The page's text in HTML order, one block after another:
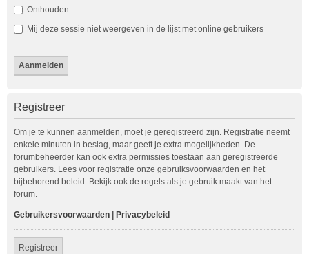
Onthouden
Mij deze sessie niet weergeven in de lijst met online gebruikers
Registreer
Om je te kunnen aanmelden, moet je geregistreerd zijn. Registratie neemt
enkele minuten in beslag, maar geeft je extra mogelijkheden. De
forumbeheerder kan ook extra permissies toestaan aan geregistreerde
gebruikers. Lees voor registratie onze gebruiksvoorwaarden en het
bijbehorend beleid. Bekijk ook de regels als je gebruik maakt van het
forum.
Gebruikersvoorwaarden Privacybeleid
Registreer